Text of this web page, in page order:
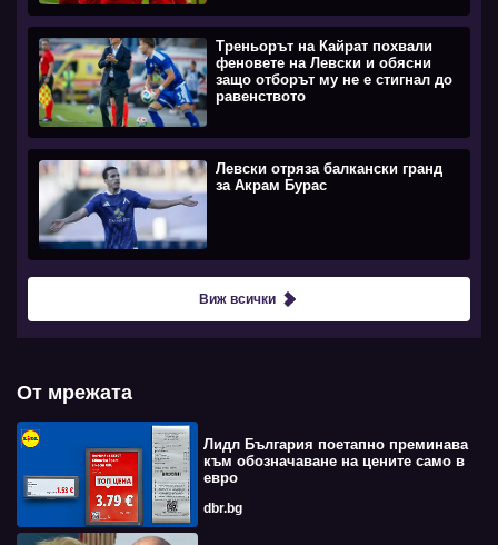
Треньорът на Кайрат похвали
феновете на Левски и обясни
защо отборът му не е стигнал до
равенството
Левски отряза балкански гранд
за Акрам Бурас
Виж всички
От мрежата
Лидл България поетапно преминава
към обозначаване на цените само в
евро
dbr.bg